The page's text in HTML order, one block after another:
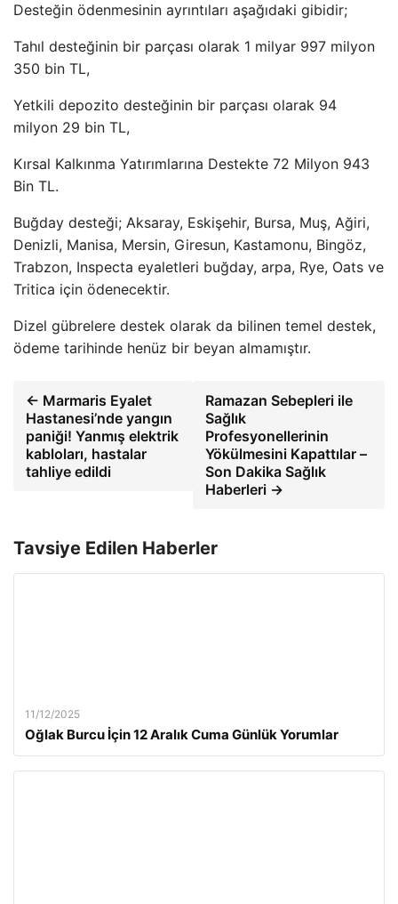
Desteğin ödenmesinin ayrıntıları aşağıdaki gibidir;
Tahıl desteğinin bir parçası olarak 1 milyar 997 milyon
350 bin TL,
Yetkili depozito desteğinin bir parçası olarak 94
milyon 29 bin TL,
Kırsal Kalkınma Yatırımlarına Destekte 72 Milyon 943
Bin TL.
Buğday desteği; Aksaray, Eskişehir, Bursa, Muş, Ağiri,
Denizli, Manisa, Mersin, Giresun, Kastamonu, Bingöz,
Trabzon, Inspecta eyaletleri buğday, arpa, Rye, Oats ve
Tritica için ödenecektir.
Dizel gübrelere destek olarak da bilinen temel destek,
ödeme tarihinde henüz bir beyan almamıştır.
← Marmaris Eyalet
Hastanesi’nde yangın
paniği! Yanmış elektrik
kabloları, hastalar
tahliye edildi
Ramazan Sebepleri ile
Sağlık
Profesyonellerinin
Yökülmesini Kapattılar –
Son Dakika Sağlık
Haberleri →
Tavsiye Edilen Haberler
11/12/2025
Oğlak Burcu İçin 12 Aralık Cuma Günlük Yorumlar